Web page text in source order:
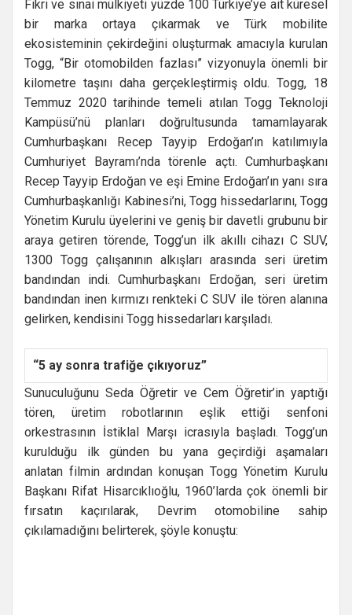
Fikri ve sınai mülkiyeti yüzde 100 Türkiye’ye ait küresel
bir marka ortaya çıkarmak ve Türk mobilite
ekosisteminin çekirdeğini oluşturmak amacıyla kurulan
Togg, “Bir otomobilden fazlası” vizyonuyla önemli bir
kilometre taşını daha gerçekleştirmiş oldu. Togg, 18
Temmuz 2020 tarihinde temeli atılan Togg Teknoloji
Kampüsü’nü planları doğrultusunda tamamlayarak
Cumhurbaşkanı Recep Tayyip Erdoğan’ın katılımıyla
Cumhuriyet Bayramı’nda törenle açtı. Cumhurbaşkanı
Recep Tayyip Erdoğan ve eşi Emine Erdoğan’ın yanı sıra
Cumhurbaşkanlığı Kabinesi’ni, Togg hissedarlarını, Togg
Yönetim Kurulu üyelerini ve geniş bir davetli grubunu bir
araya getiren törende, Togg’un ilk akıllı cihazı C SUV,
1300 Togg çalışanının alkışları arasında seri üretim
bandından indi. Cumhurbaşkanı Erdoğan, seri üretim
bandından inen kırmızı renkteki C SUV ile tören alanına
gelirken, kendisini Togg hissedarları karşıladı.
“5 ay sonra trafiğe çıkıyoruz”
Sunuculuğunu Seda Öğretir ve Cem Öğretir’in yaptığı
tören, üretim robotlarının eşlik ettiği senfoni
orkestrasının İstiklal Marşı icrasıyla başladı. Togg’un
kurulduğu ilk günden bu yana geçirdiği aşamaları
anlatan filmin ardından konuşan Togg Yönetim Kurulu
Başkanı Rifat Hisarcıklıoğlu, 1960’larda çok önemli bir
fırsatın kaçırılarak, Devrim otomobiline sahip
çıkılamadığını belirterek, şöyle konuştu: